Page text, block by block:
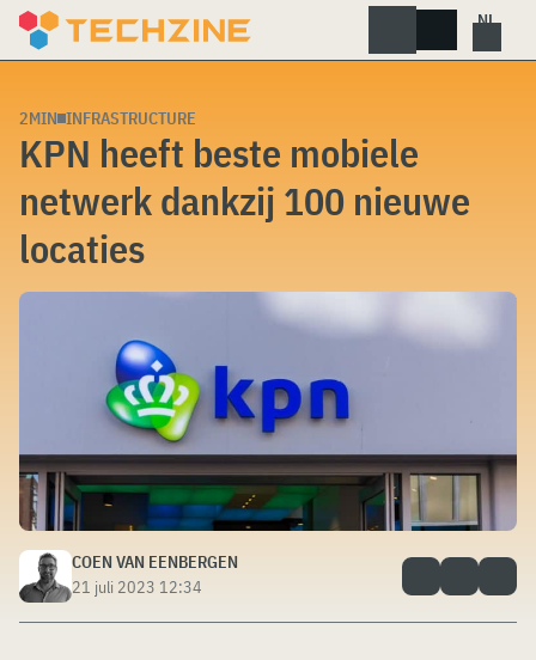
Skip
2MIN INFRASTRUCTURE
KPN heeft beste mobiele
netwerk dankzij 100 nieuwe
locaties
COEN VAN EENBERGEN
21 juli 2023 12:34